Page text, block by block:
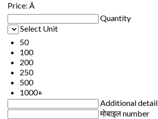
Price: Â
Quantity
Select Unit
50
100
200
250
500
1000+
Additional detail
मोबाइल number